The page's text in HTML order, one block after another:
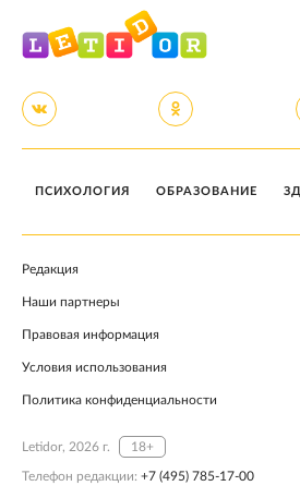
ПСИХОЛОГИЯ ОБРАЗОВАНИЕ
Редакция
Наши партнеры
Правовая информация
Условия использования
Политика конфиденциальности
Letidor, 2026 г. 18+
Телефон редакции: +7 (495) 785-17-00